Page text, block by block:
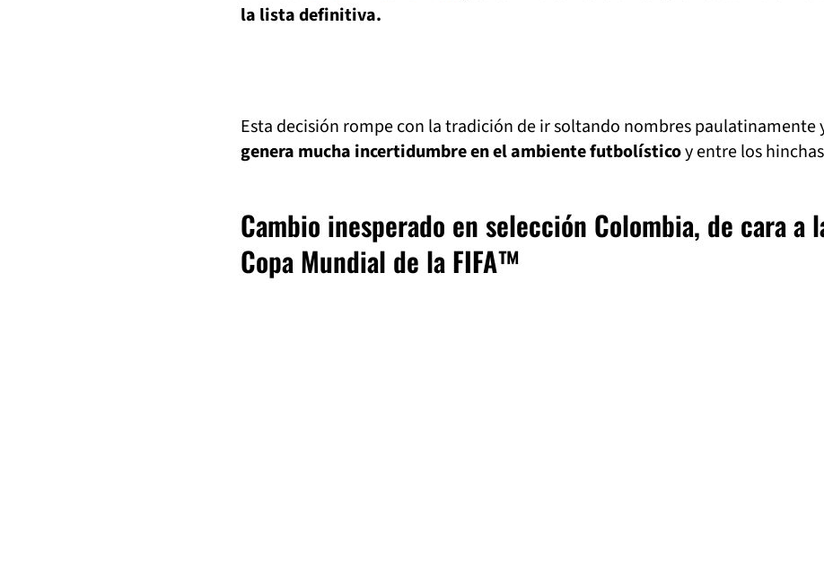
la lista definitiva.
Esta decisión rompe con la tradición de ir soltando nombres paulatinamente
genera mucha incertidumbre en el ambiente futbolísticoy entre los
Cambio inesperado en selección Colombia, de cara a
Copa Mundial de la FIFA™